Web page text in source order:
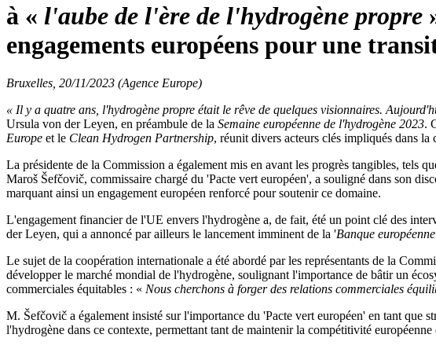
à « l'aube de l'ère de l'hydrogène propre
engagements européens pour une
Bruxelles, 20/11/2023 (Agence Europe)
« Il y a quatre ans, l'hydrogène propre était le rêve de quelques visionnaires.
Ursula von der Leyen, en préambule de la Semaine européenne de l'hydrogène 2023.
Europe et le Clean Hydrogen Partnership, réunit divers acteurs clés impliqués dans
La présidente de la Commission a également mis en avant les progrès tangibles, tels
Maroš Šefčovič, commissaire chargé du 'Pacte vert européen', a souligné dans son
marquant ainsi un engagement européen renforcé pour soutenir ce domaine.
L'engagement financier de l'UE envers l'hydrogène a, de fait, été un point clé des
der Leyen, qui a annoncé par ailleurs le lancement imminent de la 'Banque
Le sujet de la coopération internationale a été abordé par les représentants de la
développer le marché mondial de l'hydrogène, soulignant l'importance de bâtir un
commerciales équitables : « Nous cherchons à forger des relations commerciales
M. Šefčovič a également insisté sur l'importance du 'Pacte vert européen' en tant que
l'hydrogène dans ce contexte, permettant tant de maintenir la compétitivité